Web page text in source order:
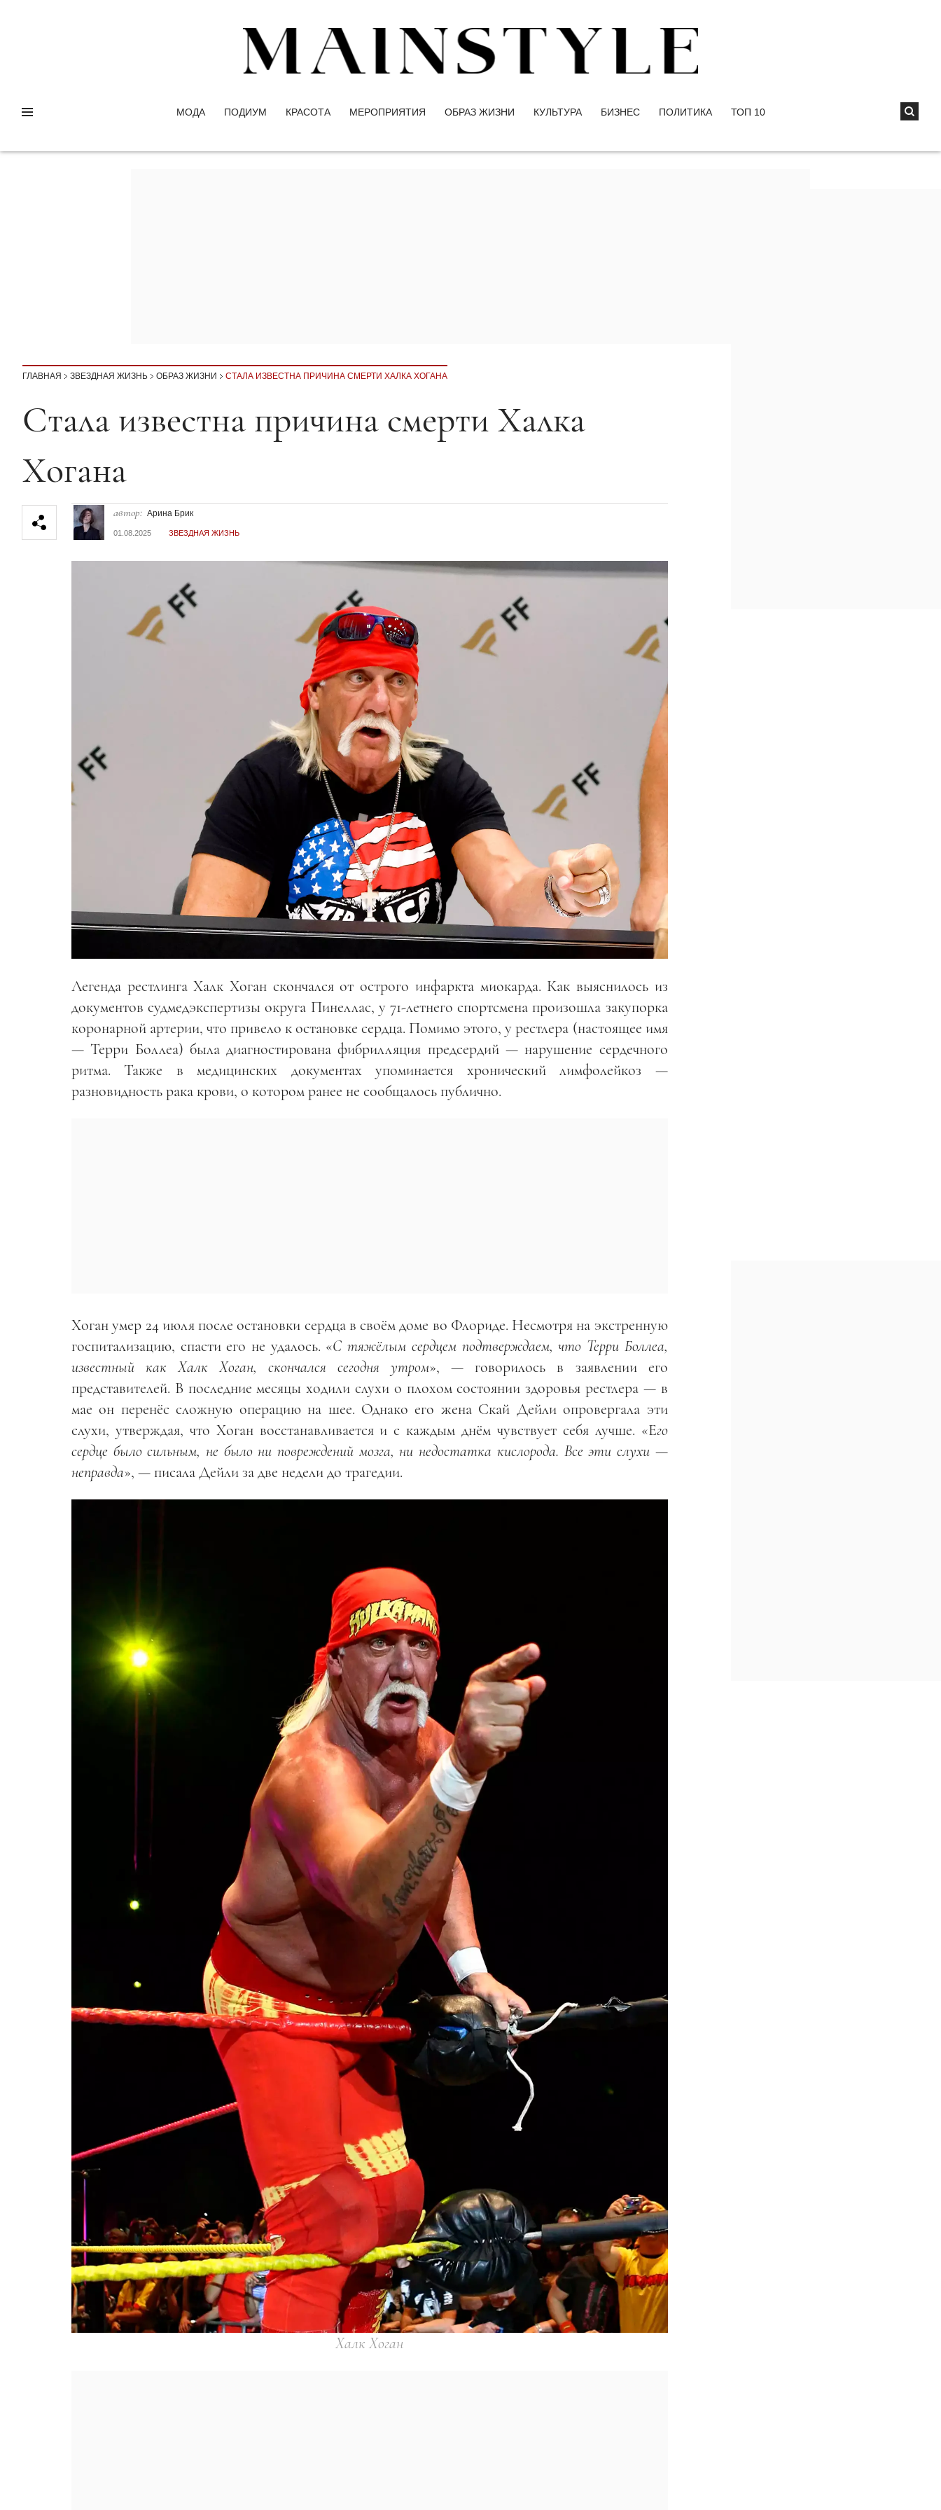
МОДА ПОДИУМ КРАСОТА МЕРОПРИЯТИЯ ОБРАЗ ЖИЗНИ КУЛЬТУРА БИЗНЕС ПОЛИТИКА ТОП 10
ГЛАВНАЯ ЗВЕЗДНАЯ ЖИЗНЬ ОБРАЗ ЖИЗНИ СТАЛА ИЗВЕСТНА ПРИЧИНА СМЕРТИ ХАЛКА ХОГАНА
Секция статей
Стала известна причина смерти Халка
Хогана
автор: Арина Брик
01.08.2025 ЗВЕЗДНАЯ ЖИЗНЬ
Легенда рестлинга Халк Хоган скончался от острого инфаркта миокарда. Как выяснилось из
документов судмедэкспертизы округа Пинеллас, у 71-летнего спортсмена произошла закупорка
коронарной артерии, что привело к остановке сердца. Помимо этого, у рестлера (настоящее имя
— Терри Боллеа) была диагностирована фибрилляция предсердий — нарушение сердечного
ритма. Также в медицинских документах упоминается хронический лимфолейкоз —
разновидность рака крови, о котором ранее не сообщалось публично.
Хоган умер 24 июля после остановки сердца в своём доме во Флориде. Несмотря на экстренную
госпитализацию, спасти его не удалось. «С тяжёлым сердцем подтверждаем, что Терри Боллеа,
известный как Халк Хоган, скончался сегодня утром», — говорилось в заявлении его
представителей. В последние месяцы ходили слухи о плохом состоянии здоровья рестлера — в
мае он перенёс сложную операцию на шее. Однако его жена Скай Дейли опровергала эти
слухи, утверждая, что Хоган восстанавливается и с каждым днём чувствует себя лучше. «Его
сердце было сильным, не было ни повреждений мозга, ни недостатка кислорода. Все эти слухи —
неправда», — писала Дейли за две недели до трагедии.
Халк Хоган